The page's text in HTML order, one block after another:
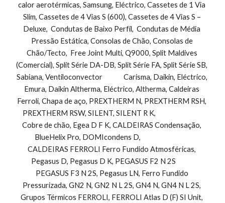
calor aerotérmicas, Samsung, Eléctrico, Cassetes de 1 Via
Slim, Cassetes de 4 Vias S (600), Cassetes de 4 Vias S –
Deluxe,  Condutas de Baixo Perfil,  Condutas de Média
Pressão Estática, Consolas de Chão, Consolas de
Chão/Tecto,  Free Joint Multi, Q9000, Split Maldives
(Comercial), Split Série DA-DB, Split Série FA, Split Série SB,
Sabiana, Ventiloconvector              Carisma, Daikin, Eléctrico,
Emura, Daikin Altherma, Eléctrico, Altherma, Caldeiras
Ferroli, Chapa de aço, PREXTHERM N, PREXTHERM RSH,
PREXTHERM RSW, SILENT, SILENT R K,
Cobre de chão, Egea D F K, CALDEIRAS Condensação,
BlueHelix Pro, DOMIcondens D,
CALDEIRAS FERROLI Ferro Fundido Atmosféricas,
Pegasus D, Pegasus D K, PEGASUS F2 N 2S
PEGASUS F3 N 2S, Pegasus LN, Ferro Fundido
Pressurizada, GN2 N, GN2 N L 2S, GN4 N, GN4 N L 2S,
Grupos Térmicos FERROLI, FERROLI Atlas D (F) SI Unit,